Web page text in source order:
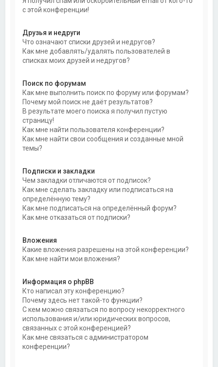
с этой конференции!
Друзья и недруги
Что означают списки друзей и недругов?
Как мне добавлять/удалять пользователей в
списках моих друзей и недругов?
Поиск по форумам
Как мне выполнить поиск по форуму или форумам?
Почему мой поиск не даёт результатов?
В результате моего поиска я получил пустую
страницу!
Как мне найти пользователя конференции?
Как мне найти свои сообщения и созданные мной
темы?
Подписки и закладки
Чем закладки отличаются от подписок?
Как мне сделать закладку или подписаться на
определённую тему?
Как мне подписаться на определённый форум?
Как мне отказаться от подписки?
Вложения
Какие вложения разрешены на этой конференции?
Как мне найти мои вложения?
Информация о phpBB
Кто написал эту конференцию?
Почему здесь нет такой-то функции?
С кем можно связаться по вопросу некорректного
использования и/или юридических вопросов,
связанных с этой конференцией?
Как мне связаться с администратором
конференции?